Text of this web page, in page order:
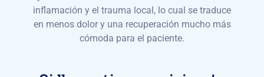
inflamación y el trauma local, lo cual se traduce
en menos dolor y una recuperación mucho más
cómoda para el paciente.